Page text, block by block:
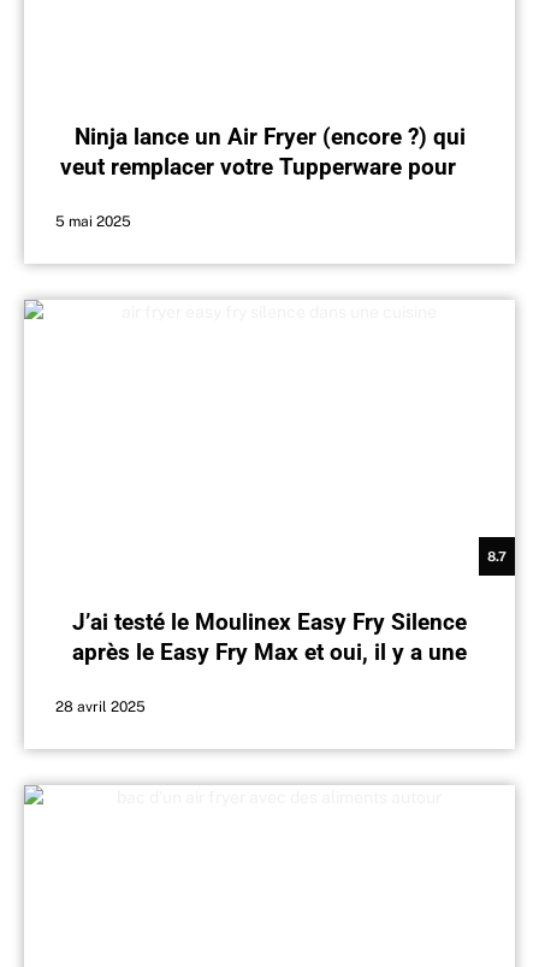
Ninja lance un Air Fryer (encore ?) qui
veut remplacer votre Tupperware pour le
5 mai 2025
8.7
J’ai testé le Moulinex Easy Fry Silence
après le Easy Fry Max et oui, il y a une
28 avril 2025